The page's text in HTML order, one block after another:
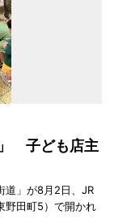
子ども店主
道」が8月2日、JR
野田町5）で開かれ